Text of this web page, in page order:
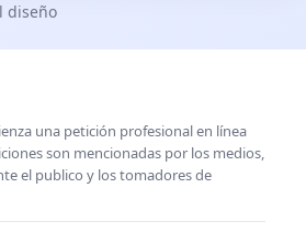
diseño
una petición profesional en línea
son mencionadas por los medios,
el publico y los tomadores de